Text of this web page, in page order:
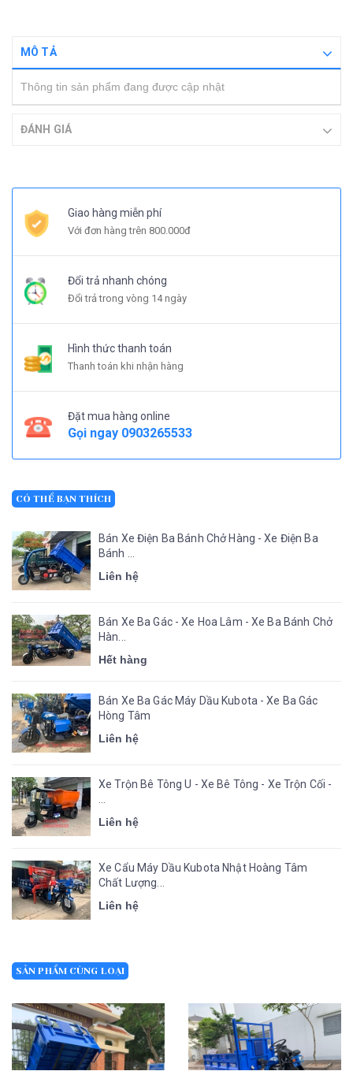
MÔ TẢ
Thông tin sản phẩm đang được cập nhật
ĐÁNH GIÁ
Giao hàng miễn phí
Với đơn hàng trên 800.000đ
Đổi trả nhanh chóng
Đổi trả trong vòng 14 ngày
Hình thức thanh toán
Thanh toán khi nhận hàng
Đặt mua hàng online
Gọi ngay 0903265533
CÓ THỂ BẠN THÍCH
Bán Xe Điện Ba Bánh Chở Hàng - Xe Điện Ba
Bánh ...
Liên hệ
Bán Xe Ba Gác - Xe Hoa Lâm - Xe Ba Bánh Chở
Hàn...
Hết hàng
Bán Xe Ba Gác Máy Dầu Kubota - Xe Ba Gác
Hòng Tâm
Liên hệ
Xe Trộn Bê Tông U - Xe Bê Tông - Xe Trộn Cối -
Liên hệ
Xe Cẩu Máy Dầu Kubota Nhật Hoàng Tâm
Chất Lượng...
Liên hệ
SẢN PHẨM CÙNG LOẠI